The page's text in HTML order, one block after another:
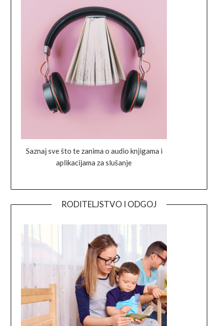
Saznaj sve što te zanima o audio knjigama i
aplikacijama za slušanje
RODITELJSTVO I ODGOJ